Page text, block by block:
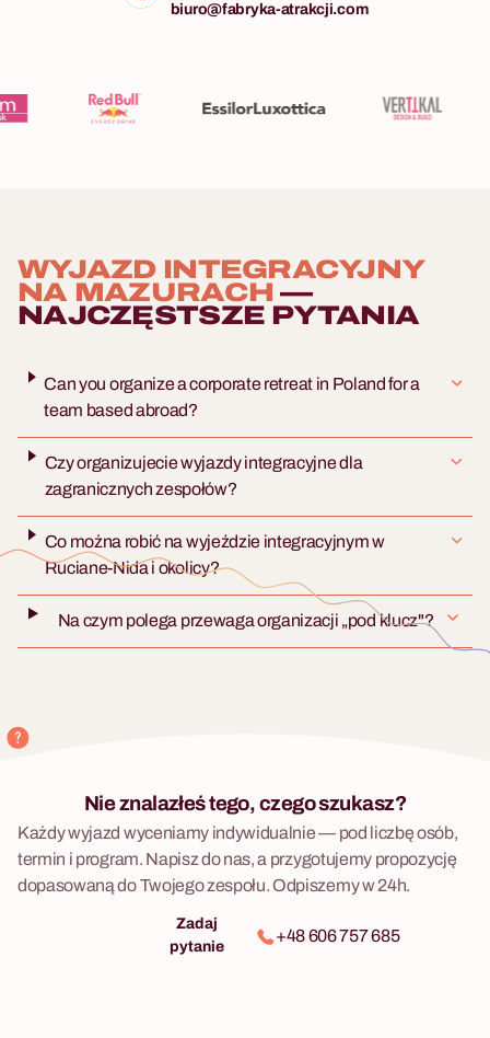
biuro@fabryka-atrakcji.com
WYJAZD INTEGRACYJNY
NA MAZURACH —
NAJCZĘSTSZE PYTANIA
Can you organize a corporate retreat in Poland for a
team based abroad?
Czy organizujecie wyjazdy integracyjne dla
zagranicznych zespołów?
Co można robić na wyjeździe integracyjnym w
Ruciane-Nida i okolicy?
Na czym polega przewaga organizacji „pod klucz"?
Nie znalazłeś tego, czego szukasz?
Każdy wyjazd wyceniamy indywidualnie — pod liczbę osób,
termin i program. Napisz do nas, a przygotujemy propozycję
dopasowaną do Twojego zespołu. Odpiszemy w 24h.
Zadaj
pytanie
+48 606 757 685